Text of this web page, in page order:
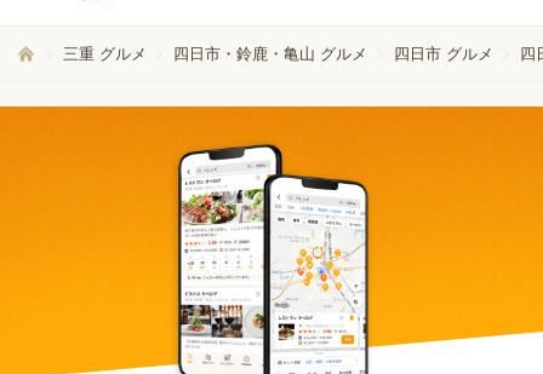
三重 グルメ 四日市・鈴鹿・亀山 グルメ 四日市 グルメ 四